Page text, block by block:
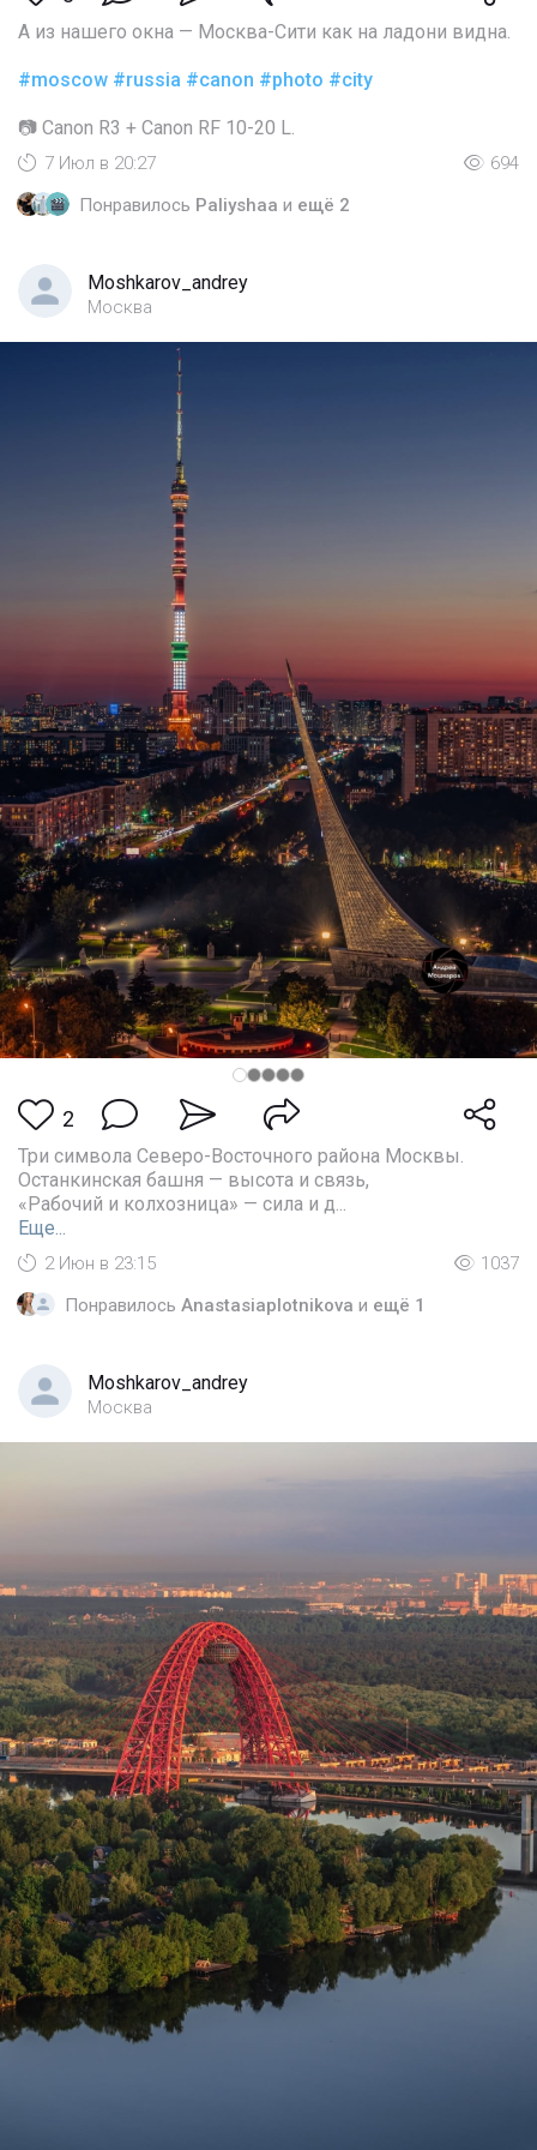
А из нашего окна — Москва-Сити как на ладони видна.
#moscow #russia #canon #photo #city
📷 Canon R3 + Canon RF 10-20 L.
7 Июл в 20:27
694
Понравилось Paliyshaa и ещё 2
Moshkarov_andrey
Москва
2
Три символа Северо-Восточного района Москвы.
Останкинская башня — высота и связь,
«Рабочий и колхозница» — сила и д...
Еще...
2 Июн в 23:15
1037
Понравилось Anastasiaplotnikova и ещё 1
Moshkarov_andrey
Москва